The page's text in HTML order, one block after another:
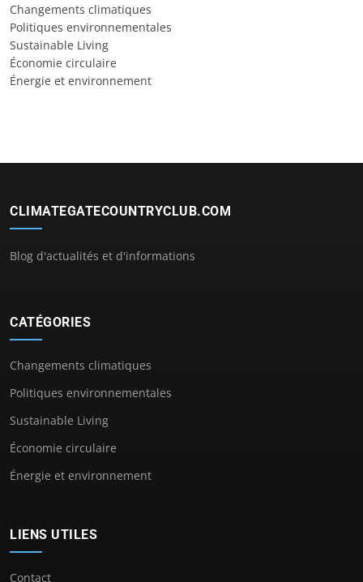
Changements climatiques
Politiques environnementales
Sustainable Living
Économie circulaire
Énergie et environnement
CLIMATEGATECOUNTRYCLUB.COM
Blog d'actualités et d'informations
CATÉGORIES
Changements climatiques
Politiques environnementales
Sustainable Living
Économie circulaire
Énergie et environnement
LIENS UTILES
Contact